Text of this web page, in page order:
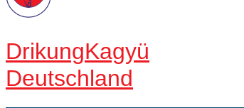
DrikungKagyü
Deutschland